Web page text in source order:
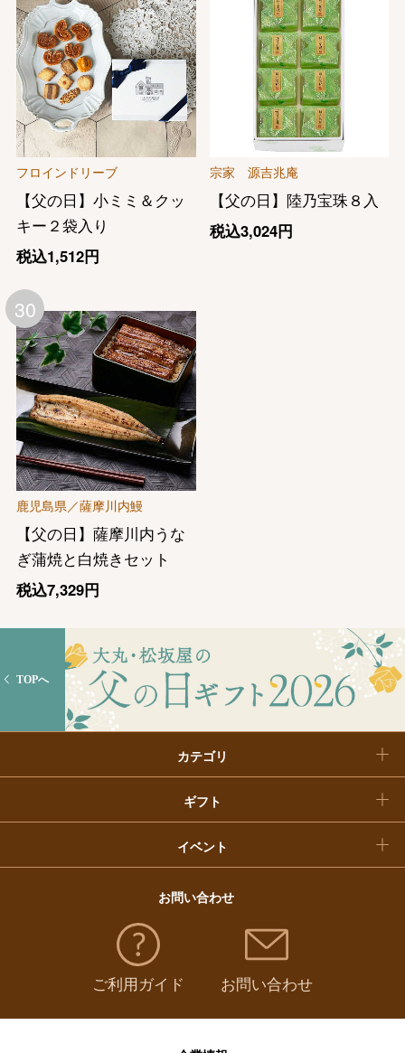
フロインドリーブ
【父の日】小ミミ＆クッ
キー２袋入り
税込1,512円
宗家 源吉兆庵
【父の日】陸乃宝珠８入
税込3,024円
鹿児島県／薩摩川内鰻
【父の日】薩摩川内うな
ぎ蒲焼と白焼きセット
税込7,329円
30
TOPへ
カテゴリ
フード＆スイーツ
ビューティー
ファッション
ホーム＆インテリア
ベビー＆キッズ
ギフト
大丸・松坂屋のギフト
出産内祝い
お香典返し
入学内祝い
イベント
バレンタインチョコレート
ホワイトデー
母の日
父の日
お中元
おせち料理
クリスマスケーキ
福袋
お問い合わせ
ご利用ガイド お問い合わせ